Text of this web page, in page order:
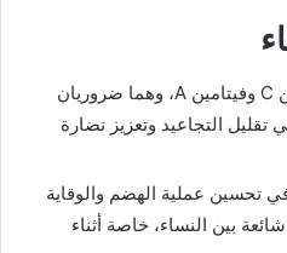
تحتوي الكوسا على فيتامين C وفيتامين A، وهما ضروريان
التجاعيد وتعزيز نضارة
تحسين عملية الهضم والوقاية
بين النساء، خاصة أثناء